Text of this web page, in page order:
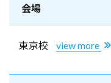
会場
東京校 view more